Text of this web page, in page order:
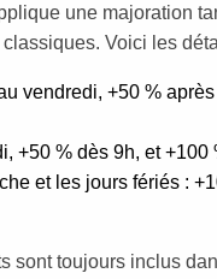
une majoration
Voici les
vendredi, +50 %
+50 % dès 9h, et +100
et les jours fériés :
sont toujours inclus